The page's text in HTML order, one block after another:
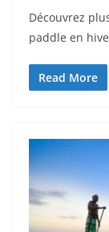
Découvrez
paddle en
Read More